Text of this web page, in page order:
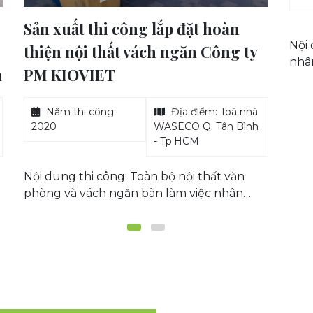
Hoà, Đồng Nai
Nội dung thi công: Vách ngăn bàn làm việc
nhân viên; Chất liệu khung nhôm định
hình hệ 50, bề mặt bọc vải nỉ.